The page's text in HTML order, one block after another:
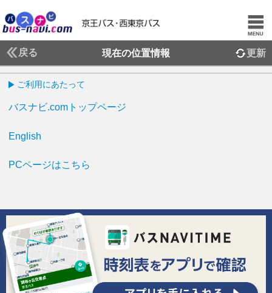
戻る 現在の位置情報 更新
ご利用にあたって
バスナビ.comトップページ
English
PCページはこちら